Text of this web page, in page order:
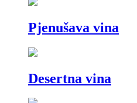
Pjenušava vina
Desertna vina